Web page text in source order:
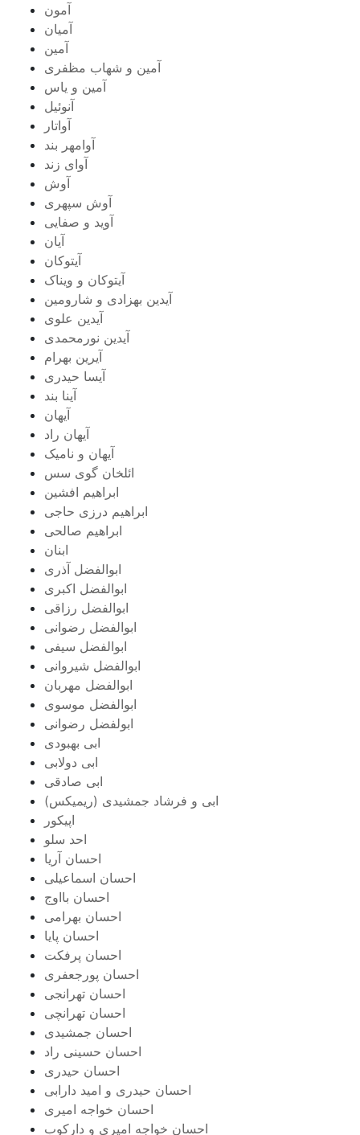
آمون
آمیان
آمین
آمین و شهاب مظفری
آمین و یاس
آنوئیل
آواتار
آوامهر بند
آوای زند
آوش
آوش سپهری
آوید و صفایی
آیان
آیتوکان
آیتوکان و ویناک
آیدین بهزادی و شارومین
آیدین علوی
آیدین نورمحمدی
آیرین بهرام
آیسا حیدری
آینا بند
آیهان
آیهان راد
آیهان و نامیک
ائلخان گوی سس
ابراهیم افشین
ابراهیم درزی حاجی
ابراهیم صالحی
ابنان
ابوالفضل آذری
ابوالفضل اکبری
ابوالفضل رزاقی
ابوالفضل رضوانی
ابوالفضل سیفی
ابوالفضل شیروانی
ابوالفضل مهربان
ابوالفضل موسوی
ابولفضل رضوانی
ابی بهبودی
ابی دولابی
ابی صادقی
ابی و فرشاد جمشیدی (ریمیکس)
اپیکور
احد سلو
احسان آریا
احسان اسماعیلی
احسان بااوج
احسان بهرامی
احسان پایا
احسان پرفکت
احسان پورجعفری
احسان تهرانجی
احسان تهرانچی
احسان جمشیدی
احسان حسینی راد
احسان حیدری
احسان حیدری و امید دارابی
احسان خواجه امیری
احسان خواجه امیری و دارکوب